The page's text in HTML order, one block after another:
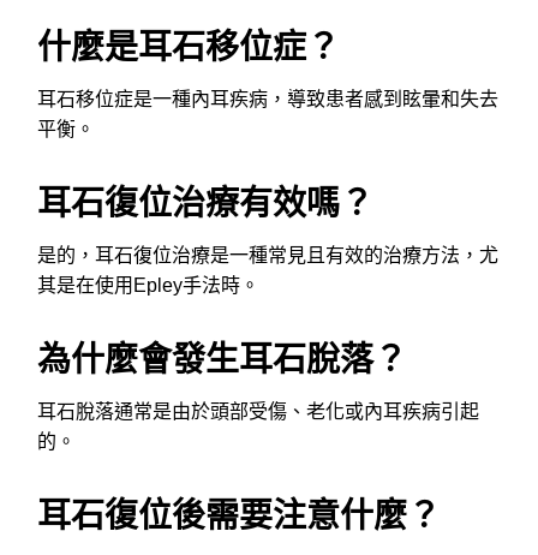
什麼是耳石移位症？
耳石移位症是一種內耳疾病，導致患者感到眩暈和失去
平衡。
耳石復位治療有效嗎？
是的，耳石復位治療是一種常見且有效的治療方法，尤
其是在使用Epley手法時。
為什麼會發生耳石脫落？
耳石脫落通常是由於頭部受傷、老化或內耳疾病引起
的。
耳石復位後需要注意什麼？